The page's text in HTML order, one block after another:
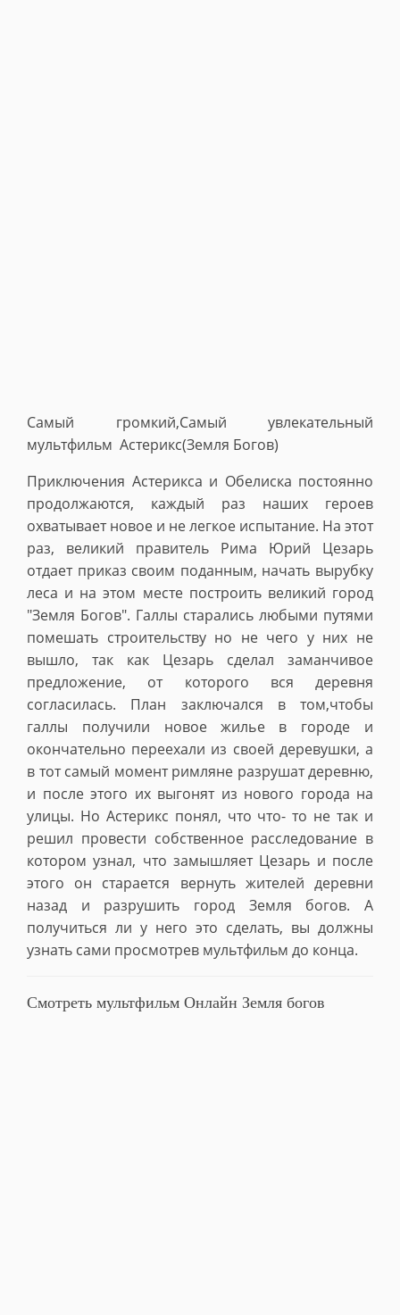
Самый громкий,Самый увлекательный
мультфильм Астерикс(Земля Богов)
Приключения Астерикса и Обелиска постоянно
продолжаются, каждый раз наших героев
охватывает новое и не легкое испытание. На этот
раз, великий правитель Рима Юрий Цезарь
отдает приказ своим поданным, начать вырубку
леса и на этом месте построить великий город
"Земля Богов". Галлы старались любыми путями
помешать строительству но не чего у них не
вышло, так как Цезарь сделал заманчивое
предложение, от которого вся деревня
согласилась. План заключался в том,чтобы
галлы получили новое жилье в городе и
окончательно переехали из своей деревушки, а
в тот самый момент римляне разрушат деревню,
и после этого их выгонят из нового города на
улицы. Но Астерикс понял, что что- то не так и
решил провести собственное расследование в
котором узнал, что замышляет Цезарь и после
этого он старается вернуть жителей деревни
назад и разрушить город Земля богов. А
получиться ли у него это сделать, вы должны
узнать сами просмотрев мультфильм до конца.
Смотреть мультфильм Онлайн Земля богов